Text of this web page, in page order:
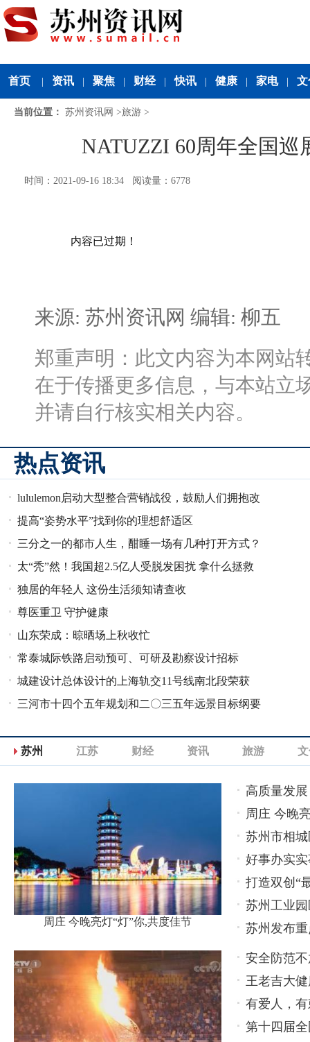
首页 资讯 聚焦 财经 快讯 健康 家电 文
当前位置： 苏州资讯网 >旅游 >
NATUZZI 60周年全国巡
时间：2021-09-16 18:34 阅读量：6778
内容已过期！
来源: 苏州资讯网 编辑: 柳五
郑重声明：此文内容为本网站
在于传播更多信息，与本站立
并请自行核实相关内容。
热点资讯
lululemon启动大型整合营销战役，鼓励人们拥抱改
变，感受美好
提高“姿势水平”找到你的理想舒适区
三分之一的都市人生，酣睡一场有几种打开方式？
太“秃”然！我国超2.5亿人受脱发困扰 拿什么拯救
你，我的头发！
独居的年轻人 这份生活须知请查收
尊医重卫 守护健康
山东荣成：晾晒场上秋收忙
常泰城际铁路启动预可、可研及勘察设计招标
城建设计总体设计的上海轨交11号线南北段荣获
2021年度“FIDIC”大奖
三河市十四个五年规划和二〇三五年远景目标纲要
苏州 江苏 财经 资讯 旅游
周庄 今晚亮灯“灯”你,共度佳节
高质量发
周庄 今晚
苏州市相
好事办实
打造双创“
苏州工业
苏州发布
安全防范
轻心
王老吉大
款产品
有爱人，
第十四届